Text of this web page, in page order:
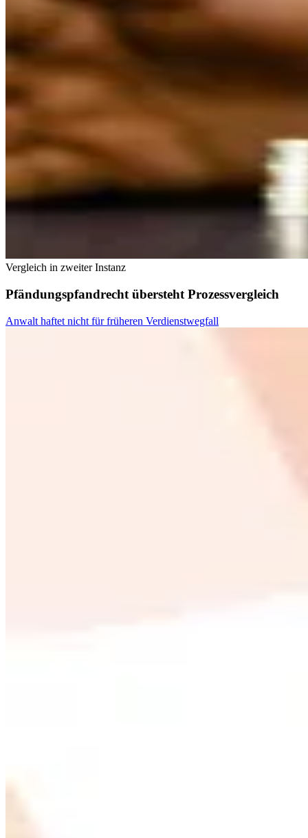
Vergleich in zweiter Instanz
Pfändungspfandrecht übersteht Prozessvergleich
Anwalt haftet nicht für früheren Verdienstwegfall